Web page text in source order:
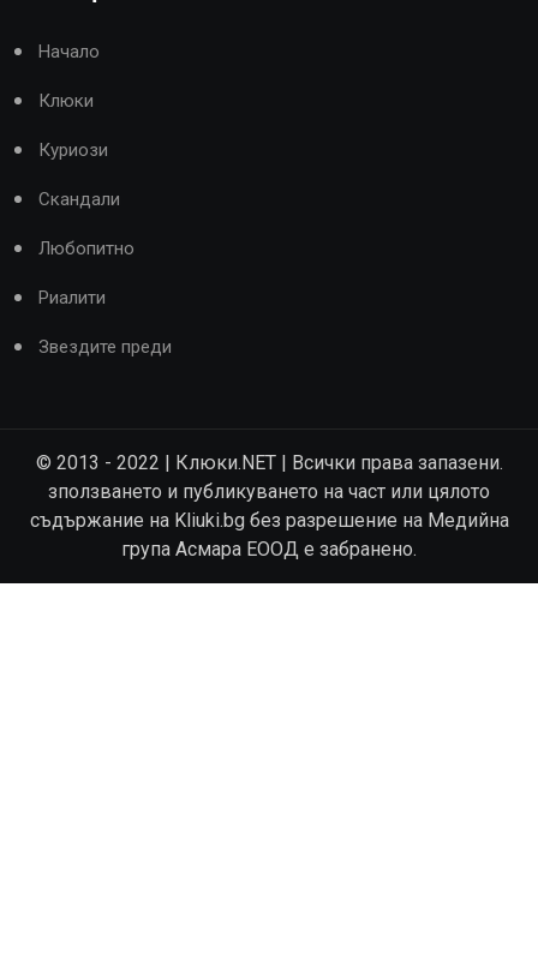
Начало
Клюки
Куриози
Скандали
Любопитно
Риалити
Звездите преди
© 2013 - 2022 | Клюки.NET | Всички права запазени.
зползването и публикуването на част или цялото
съдържание на Kliuki.bg без разрешение на Медийна
група Асмара ЕООД е забранено.